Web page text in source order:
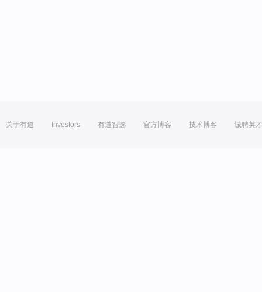
关于有道 Investors 有道智选 官方博客 技术博客 诚聘英才